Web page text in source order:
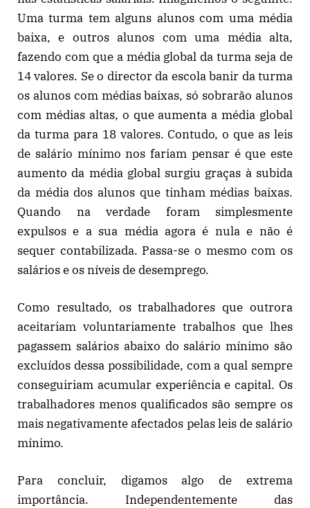
Uma turma tem alguns alunos com uma média
baixa, e outros alunos com uma média alta,
fazendo com que a média global da turma seja de
14 valores. Se o director da escola banir da turma
os alunos com médias baixas, só sobrarão alunos
com médias altas, o que aumenta a média global
da turma para 18 valores. Contudo, o que as leis
de salário mínimo nos fariam pensar é que este
aumento da média global surgiu graças à subida
da média dos alunos que tinham médias baixas.
Quando na verdade foram simplesmente
expulsos e a sua média agora é nula e não é
sequer contabilizada. Passa-se o mesmo com os
salários e os níveis de desemprego.
Como resultado, os trabalhadores que outrora
aceitariam voluntariamente trabalhos que lhes
pagassem salários abaixo do salário mínimo são
excluídos dessa possibilidade, com a qual sempre
conseguiriam acumular experiência e capital. Os
trabalhadores menos qualificados são sempre os
mais negativamente afectados pelas leis de salário
mínimo.
Para concluir, digamos algo de extrema
importância. Independentemente das